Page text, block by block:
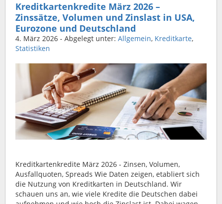
Kreditkartenkredite März 2026 –
Zinssätze, Volumen und Zinslast in USA,
Eurozone und Deutschland
4. März 2026 - Abgelegt unter: Allgemein, Kreditkarte,
Statistiken
Kreditkartenkredite März 2026 - Zinsen, Volumen,
Ausfallquoten, Spreads Wie Daten zeigen, etabliert sich
die Nutzung von Kreditkarten in Deutschland. Wir
schauen uns an, wie viele Kredite die Deutschen dabei